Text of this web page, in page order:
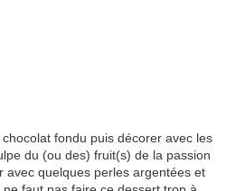
fondu puis décorer avec les
du (ou des) fruit(s) de la passion
avec quelques perles argentées et